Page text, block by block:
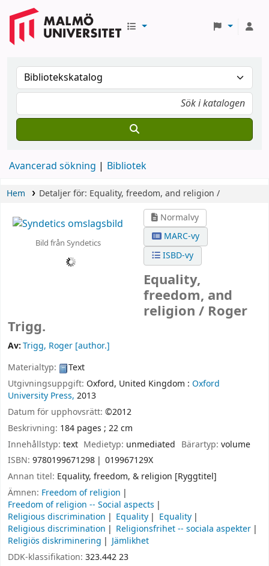
Avancerad sökning Bibliotek
Hem Detaljer för: Equality, freedom, and religion /
Bild från Syndetics
Normalvy
MARC-vy
ISBD-vy
Equality,
freedom, and
religion / Roger
Trigg.
Av:Trigg, Roger [author.]
Materialtyp:
Text
Utgivningsuppgift: Oxford, United Kingdom : Oxford
University Press, 2013
Datum för upphovsrätt: ©2012
Beskrivning: 184 pages ; 22 cm
Innehållstyp: text Medietyp: unmediated Bärartyp: volume
ISBN: 9780199671298
019967129X
Annan titel: Equality, freedom, & religion [Ryggtitel]
Ämnen: Freedom of religion
Freedom of religion -- Social aspects
Religious discrimination
Equality
Equality
Religious discrimination
Religionsfrihet -- sociala aspekter
Religiös diskriminering
Jämlikhet
DDK-klassifikation: 323.442 23